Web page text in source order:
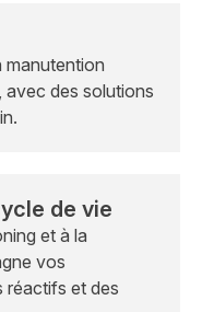
manutention
avec des solutions
de vie
et à la
vos
réactifs et des